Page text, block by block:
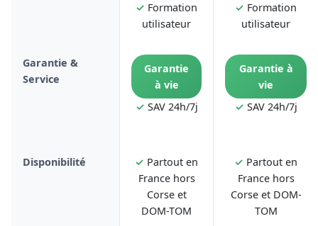
✓ Formation
utilisateur
✓ Formation
utilisateur
Garantie &
Service
Garantie
à vie
✓ SAV 24h/7j
Garantie à
vie
✓ SAV 24h/7j
Disponibilité ✓ Partout en
France hors
Corse et
DOM-TOM
✓ Partout en
France hors
Corse et DOM-
TOM